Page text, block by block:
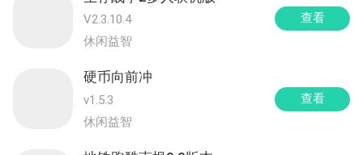
V2.3.10.4
休闲益智
查看
硬币向前冲
v1.5.3
休闲益智
查看